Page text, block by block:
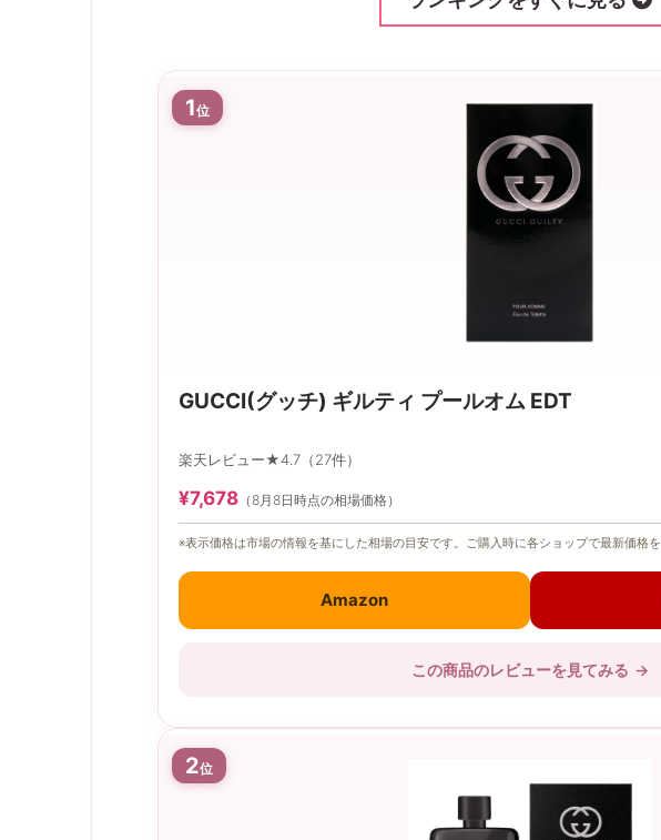
GUCCI(グッチ) ギルティ プールオム EDT
¥7,678
※表示価格は市場の情報を基にした相場の目安です。ご購入時に各ショップで最新価格を
この商品のレビューを見てみる →